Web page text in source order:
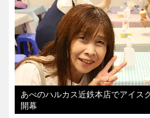
あべのハルカス近鉄本店でアイス
開幕